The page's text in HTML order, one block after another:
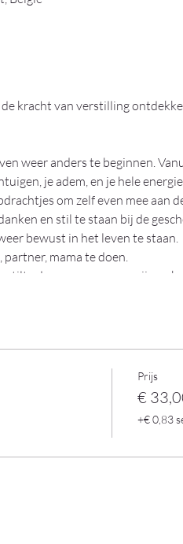
kracht van verstilling
weer anders te beginnen.
je adem, en je hele
om zelf even mee aan
en stil te staan bij de
bewust in het leven te staan.
mama te doen.
doorgaan, maar er zijn ook
Prijs
€
+€ 0,83